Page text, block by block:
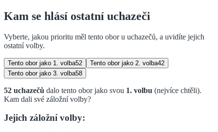
Kam se hlásí ostatní uchazeči
Vyberte, jakou prioritu měl tento obor u uchazečů, a uvidíte jejich
ostatní volby.
Tento obor jako 1. volba52 Tento obor jako 2. volba42
Tento obor jako 3. volba58
52 uchazečů dalo tento obor jako svou 1. volbu (nejvíce chtěli).
Kam dali své záložní volby?
Jejich záložní volby: